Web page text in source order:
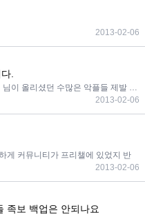
2013-02-06
.
법쟁이글 신데렐라 후배님께 제가 썼던 글에 님이 올리셨던 수많은 악플들 제발 지워주시면 안될까요 부탁드
2013-02-06
게 커뮤니티가 프리챌에 있었지 반
2013-02-06
족보 백업은 안되나요